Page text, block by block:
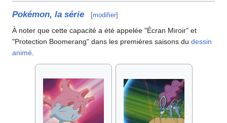
Pokémon, la série [modifier]
À noter que cette capacité a été appelée "Écran Miroir" et
"Protection Boomerang" dans les premières saisons du dessin
animé.